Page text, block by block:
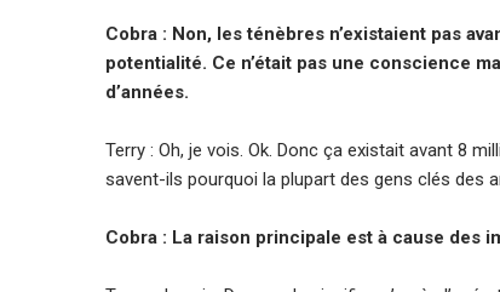
Cobra : Non, les ténèbres n’existaient pas
potentialité. Ce n’était pas une conscience
d’années.
Terry : Oh, je vois. Ok. Donc ça existait avant 8
savent-ils pourquoi la plupart des gens clés des
Cobra : La raison principale est à cause des